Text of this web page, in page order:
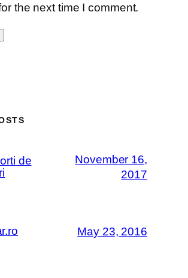
the next time I comment.
de
November 16,
2017
May 23, 2016